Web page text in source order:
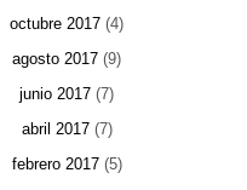
octubre 2017 (4)
agosto 2017 (9)
junio 2017 (7)
abril 2017(7)
febrero 2017(5)